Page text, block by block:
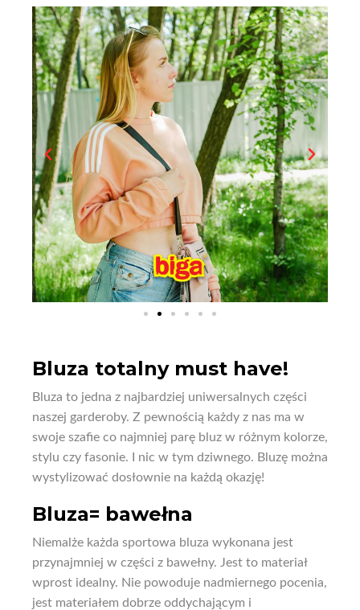
Bluza totalny must have!
Bluza to jedna z najbardziej uniwersalnych części
naszej garderoby. Z pewnością każdy z nas ma w
swoje szafie co najmniej parę bluz w różnym kolorze,
stylu czy fasonie. I nic w tym dziwnego. Bluzę można
wystylizować dosłownie na każdą okazję!
Bluza= bawełna
Niemalże każda sportowa bluza wykonana jest
przynajmniej w części z bawełny. Jest to materiał
wprost idealny. Nie powoduje nadmiernego pocenia,
jest materiałem dobrze oddychającym i